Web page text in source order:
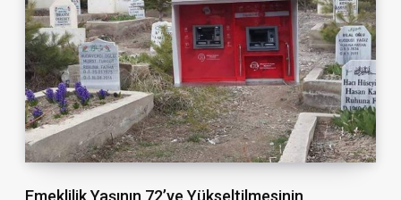
Emeklilik Yaşının 72’ye Yükseltilmesinin